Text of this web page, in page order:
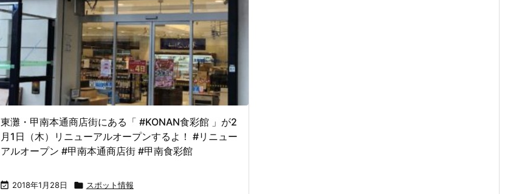
東灘・甲南本通商店街にある「 #KONAN食彩館 」が2
月1日（木）リニューアルオープンするよ！ #リニュー
アルオープン #甲南本通商店街 #甲南食彩館
 2018年1月28日  スポット情報